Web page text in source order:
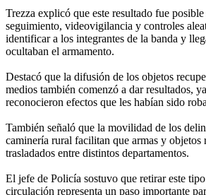
Trezza explicó que este resultado fue
seguimiento, videovigilancia y controles
identificar a los integrantes de la banda y
ocultaban el armamento.
Destacó que la difusión de los objetos
medios también comenzó a dar resultados,
reconocieron efectos que les habían sido
También señaló que la movilidad de los
caminería rural facilitan que armas y objetos
trasladados entre distintos departamentos.
El jefe de Policía sostuvo que retirar este
circulación representa un paso importante